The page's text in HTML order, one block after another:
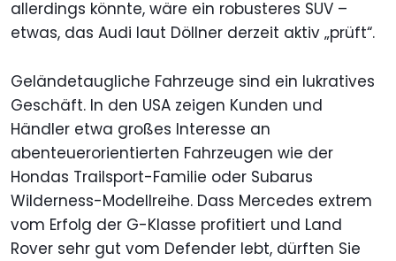
allerdings könnte, wäre ein robusteres SUV –
etwas, das Audi laut Döllner derzeit aktiv „prüft“.
Geländetaugliche Fahrzeuge sind ein lukratives
Geschäft. In den USA zeigen Kunden und
Händler etwa großes Interesse an
abenteuerorientierten Fahrzeugen wie der
Hondas Trailsport-Familie oder Subarus
Wilderness-Modellreihe. Dass Mercedes extrem
vom Erfolg der G-Klasse profitiert und Land
Rover sehr gut vom Defender lebt, dürften Sie